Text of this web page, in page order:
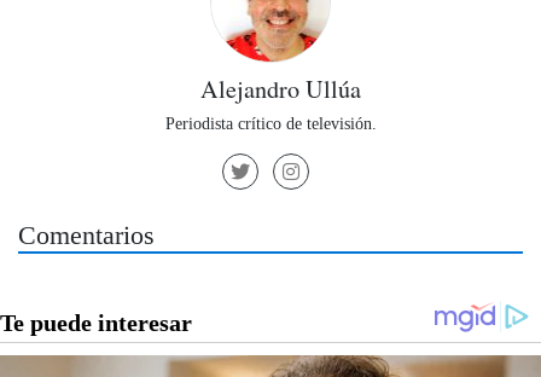
Alejandro Ullúa
Periodista crítico de televisión.
Comentarios